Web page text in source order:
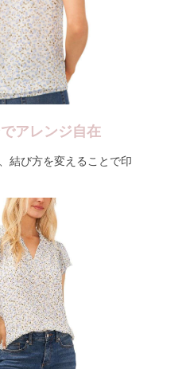
アレンジ自在
結び方を変えることで印